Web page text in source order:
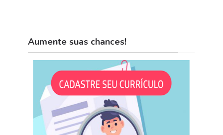
Aumente suas chances!